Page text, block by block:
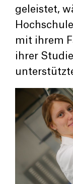
geleistet,
mit ihrem
ihrer